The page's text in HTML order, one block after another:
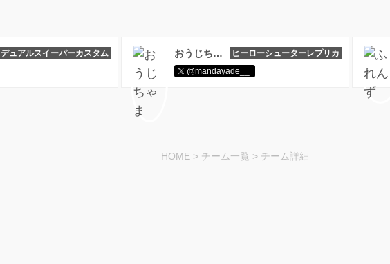
デュアルスイーパーカスタム
おうじちゃま
ヒーローシューターレプリカ
@mandayade__
HOME > チーム一覧 > チーム詳細